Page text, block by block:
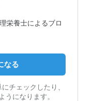
栄養士によるブロ
なる
チェックしたり、
うになります。